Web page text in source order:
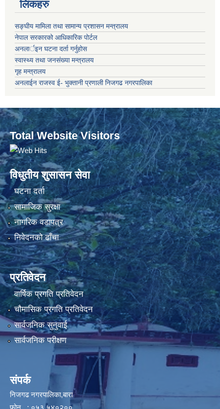
लिंकहरु
सङ्‍घीय मामिला तथा सामान्य प्रशासन मन्त्रालय
नेपाल सरकारको आधिकारिक पोर्टल
अनलार्इन घटना दर्ता गर्नुहोस
स्वास्थ्य तथा जनसंख्या मन्त्रालय
गृह मन्त्रालय
अनलाईन राजस्व ई- भुक्तानी प्रणाली निजगढ नगरपालिका
Total Website Visitors
विधुतीय शुसासन सेवा
घटना दर्ता
सामाजिक सुरक्षा
नागरिक वडापत्र
निवेदनको ढाँचा
प्रतिवेदन
वार्षिक प्रगति प्रतिवेदन
चौमासिक प्रगति प्रतिवेदन
सार्वजनिक सुनुवाई
सार्वजनिक परीक्षण
संपर्क
निजगढ नगरपालिका,बारा
फोन : ०५३ ५४०२००